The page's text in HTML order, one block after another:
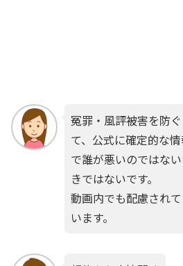
冤罪・風評被害を防
て、公式に確定的な
で誰が悪いのではな
きではないです。
動画内でも配慮され
います。